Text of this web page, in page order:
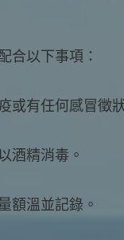
合以下事項：
或有任何感冒徵
酒精消毒。
額溫並記錄。